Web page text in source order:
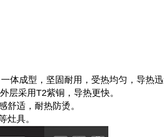
体成型，坚固耐用，受热均匀，导热
层采用T2紫铜，导热更快。
舒适，耐热防烫。
灶具。